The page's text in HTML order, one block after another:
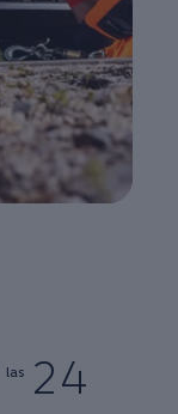
las 24